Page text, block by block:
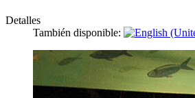
Detalles
También disponible: